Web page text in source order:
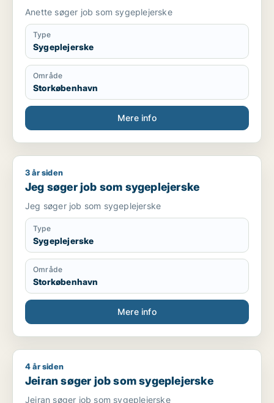
Anette søger job som sygeplejerske
Type
Sygeplejerske
Område
Storkøbenhavn
Mere info
Jeg søger job som sygeplejerske
3 år siden
Jeg søger job som sygeplejerske
Jeg søger job som sygeplejerske
Type
Sygeplejerske
Område
Storkøbenhavn
Mere info
Jeiran søger job som sygeplejerske
4 år siden
Jeiran søger job som sygeplejerske
Jeiran søger job som sygeplejerske